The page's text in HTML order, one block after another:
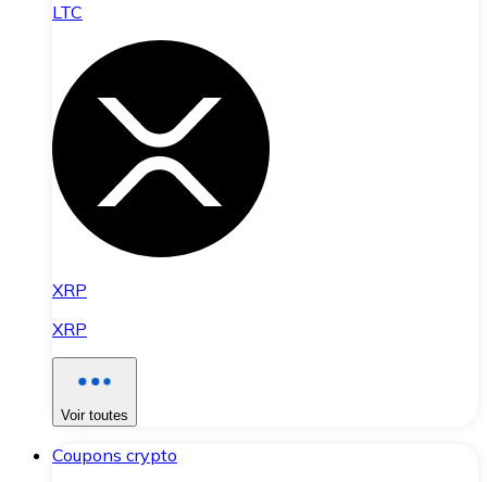
LTC
XRP
XRP
Voir toutes
Coupons crypto